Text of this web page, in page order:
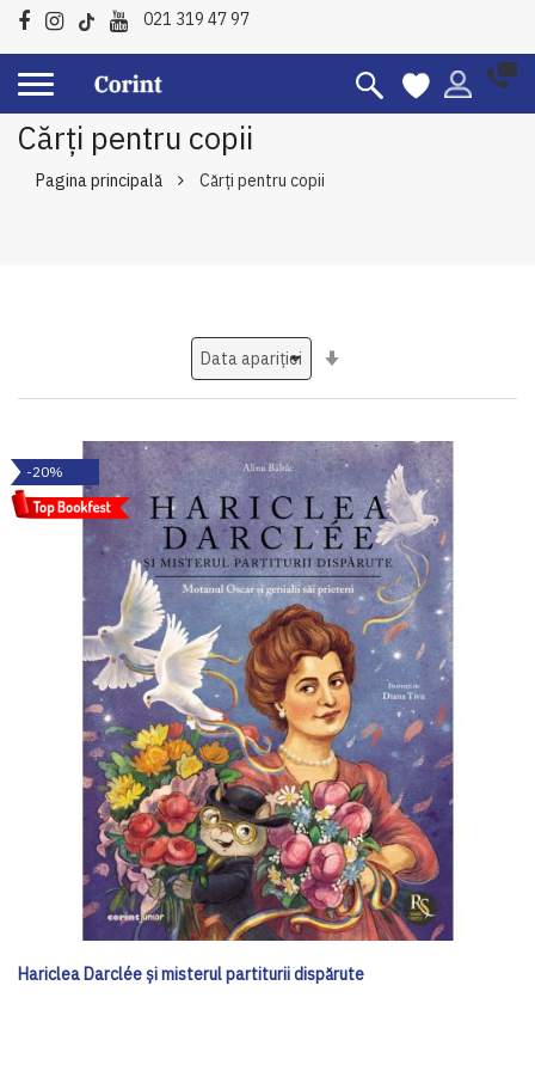
021 319 47 97
Cărți pentru copii
Pagina principală Cărți pentru copii
-20%
Hariclea Darclée și misterul partiturii dispărute